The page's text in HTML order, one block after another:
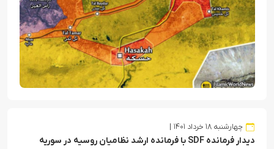
چهارشنبه ۱۸ خرداد ۱۴۰۱
دیدار فرمانده SDF با فرمانده ارشد نظامیان روسیه در سوریه